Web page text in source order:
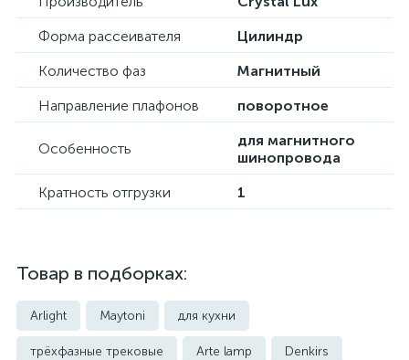
Форма рассеивателя
Цилиндр
Количество фаз
Магнитный
Направление плафонов
поворотное
Особенность
для магнитного
шинопровода
Кратность отгрузки
1
Товар в подборках:
Arlight Maytoni для кухни
трёхфазные трековые Arte lamp Denkirs